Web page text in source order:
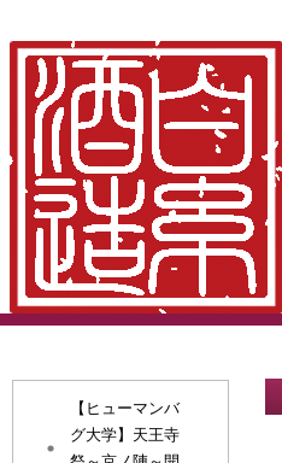
【ヒューマンバ
グ大学】天王寺